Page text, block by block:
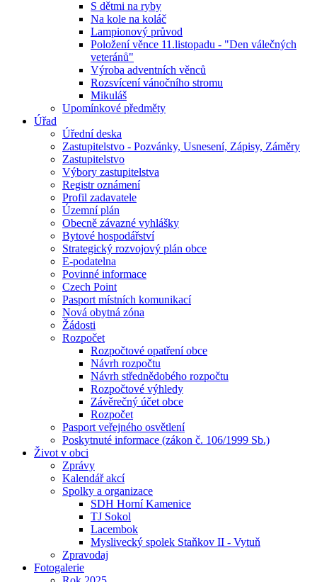
S dětmi na ryby
Na kole na koláč
Lampionový průvod
Položení věnce 11.listopadu - "Den válečných
veteránů"
Výroba adventních věnců
Rozsvícení vánočního stromu
Mikuláš
Upomínkové předměty
Úřad
Úřední deska
Zastupitelstvo - Pozvánky, Usnesení, Zápisy, Záměry
Zastupitelstvo
Výbory zastupitelstva
Registr oznámení
Profil zadavatele
Územní plán
Obecně závazné vyhlášky
Bytové hospodářství
Strategický rozvojový plán obce
E-podatelna
Povinné informace
Czech Point
Pasport místních komunikací
Nová obytná zóna
Žádosti
Rozpočet
Rozpočtové opatření obce
Návrh rozpočtu
Návrh střednědobého rozpočtu
Rozpočtové výhledy
Závěrečný účet obce
Rozpočet
Pasport veřejného osvětlení
Poskytnuté informace (zákon č. 106/1999 Sb.)
Život v obci
Zprávy
Kalendář akcí
Spolky a organizace
SDH Horní Kamenice
TJ Sokol
Lacembok
Myslivecký spolek Staňkov II - Vytuň
Zpravodaj
Fotogalerie